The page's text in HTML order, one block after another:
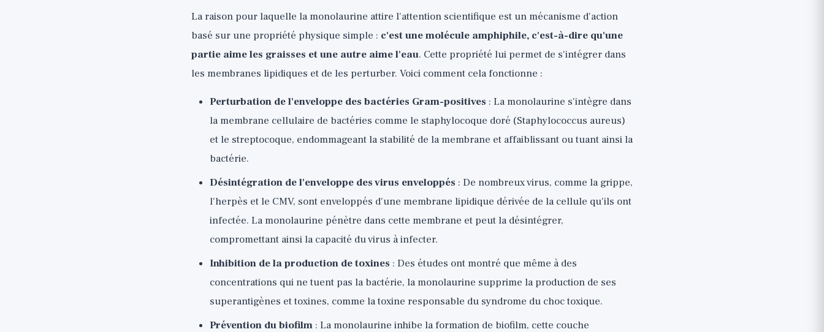
La raison pour laquelle la monolaurine attire l'attention scientifique est un mécanisme d'action
basé sur une propriété physique simple : c'est une molécule amphiphile, c'est-à-dire qu'une
partie aime les graisses et une autre aime l'eau. Cette propriété lui permet de s'intégrer dans
les membranes lipidiques et de les perturber. Voici comment cela fonctionne :
Perturbation de l'enveloppe des bactéries Gram-positives : La monolaurine s'intègre dans
la membrane cellulaire de bactéries comme le staphylocoque doré (Staphylococcus aureus)
et le streptocoque, endommageant la stabilité de la membrane et affaiblissant ou tuant ainsi la
bactérie.
Désintégration de l'enveloppe des virus enveloppés : De nombreux virus, comme la grippe,
l'herpès et le CMV, sont enveloppés d'une membrane lipidique dérivée de la cellule qu'ils ont
infectée. La monolaurine pénètre dans cette membrane et peut la désintégrer,
compromettant ainsi la capacité du virus à infecter.
Inhibition de la production de toxines : Des études ont montré que même à des
concentrations qui ne tuent pas la bactérie, la monolaurine supprime la production de ses
superantigènes et toxines, comme la toxine responsable du syndrome du choc toxique.
Prévention du biofilm : La monolaurine inhibe la formation de biofilm, cette couche